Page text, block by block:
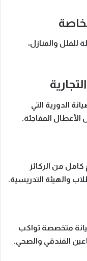
للفلل والمنازل،
الدورية التي
الأعطال المفاجئة.
من الركائز
والهيئة التدريسية.
متخصصة تواكب
الفندقي والصحي.